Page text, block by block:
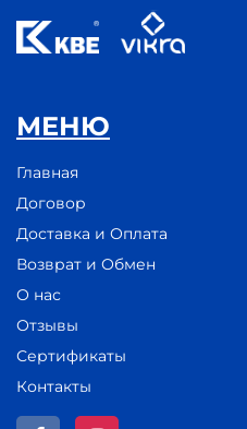
МЕНЮ
Главная
Договор
Доставка и Оплата
Возврат и Обмен
О нас
Отзывы
Сертификаты
Контакты